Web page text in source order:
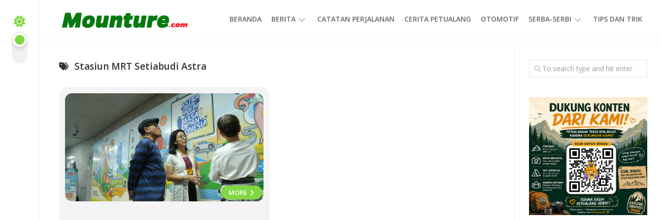
content
BERANDA BERITA CATATAN PERJALANAN CERITA PETUALANG OTOMOTIF SERBA-SERBI
GAYA
HIDUP
TIPS DAN TRIK
Stasiun MRT Setiabudi Astra
MORE